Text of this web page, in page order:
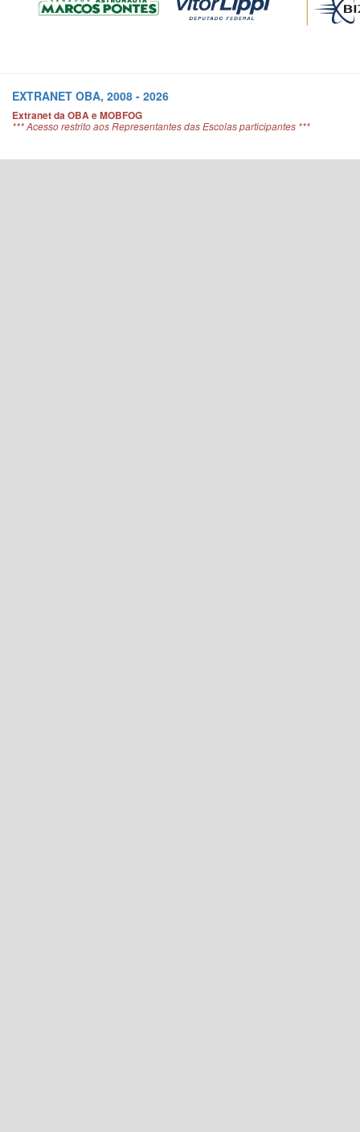
EXTRANET OBA, 2008 - 2026
Extranet da OBA e MOBFOG
*** Acesso restrito aos Representantes das Escolas participantes ***